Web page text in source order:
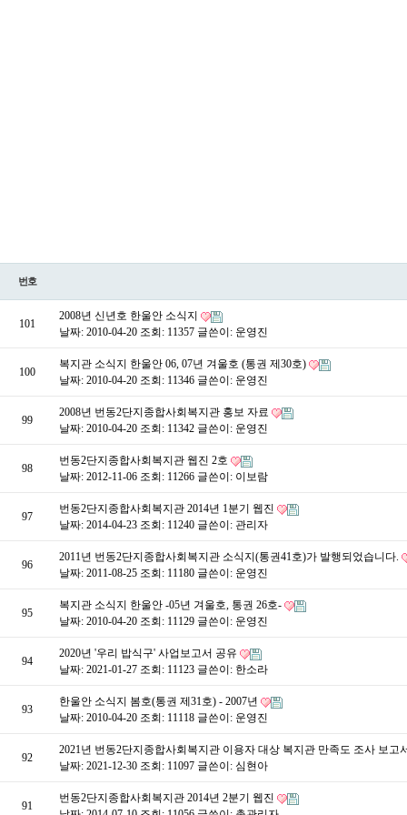
번호
101
2008년 신년호 한울안 소식지
날짜: 2010-04-20 조회: 11357 글쓴이: 운영진
100
복지관 소식지 한울안 06, 07년 겨울호 (통권 제30호)
날짜: 2010-04-20 조회: 11346 글쓴이: 운영진
99
2008년 번동2단지종합사회복지관 홍보 자료
날짜: 2010-04-20 조회: 11342 글쓴이: 운영진
98
번동2단지종합사회복지관 웹진 2호
날짜: 2012-11-06 조회: 11266 글쓴이: 이보람
97
번동2단지종합사회복지관 2014년 1분기 웹진
날짜: 2014-04-23 조회: 11240 글쓴이: 관리자
96
2011년 번동2단지종합사회복지관 소식지(통권41호)가 발행되었습니다.
날짜: 2011-08-25 조회: 11180 글쓴이: 운영진
95
복지관 소식지 한울안 -05년 겨울호, 통권 26호-
날짜: 2010-04-20 조회: 11129 글쓴이: 운영진
94
2020년 '우리 밥식구' 사업보고서 공유
날짜: 2021-01-27 조회: 11123 글쓴이: 한소라
93
한울안 소식지 봄호(통권 제31호) - 2007년
날짜: 2010-04-20 조회: 11118 글쓴이: 운영진
92
2021년 번동2단지종합사회복지관 이용자 대상 복지관 만족도 조사 보고
날짜: 2021-12-30 조회: 11097 글쓴이: 심현아
91
번동2단지종합사회복지관 2014년 2분기 웹진